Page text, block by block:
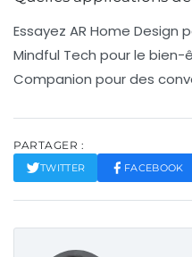
Essayez AR Home Design
Mindful Tech pour le
Companion pour des
PARTAGER :
TWITTER FACEBOOK